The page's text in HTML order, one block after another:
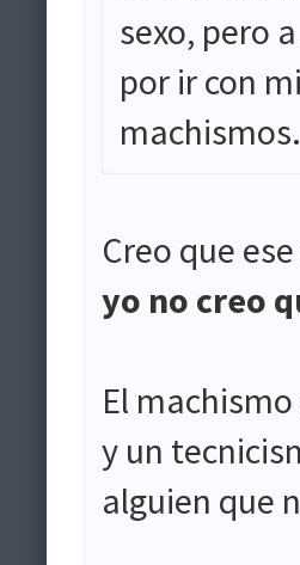
sexo, pero
por ir con
machismos.
Creo que
yo no creo
El
y un
alguien que